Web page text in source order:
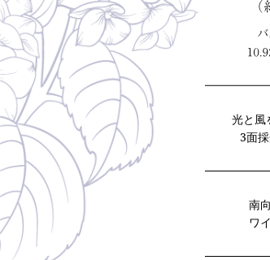
光と風
3面採
南
ワ